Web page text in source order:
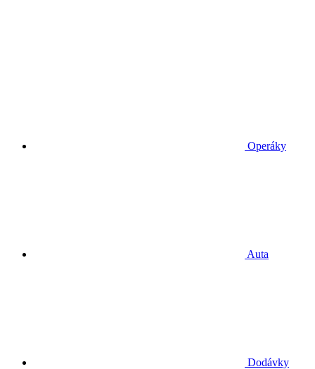
Operáky
Auta
Dodávky